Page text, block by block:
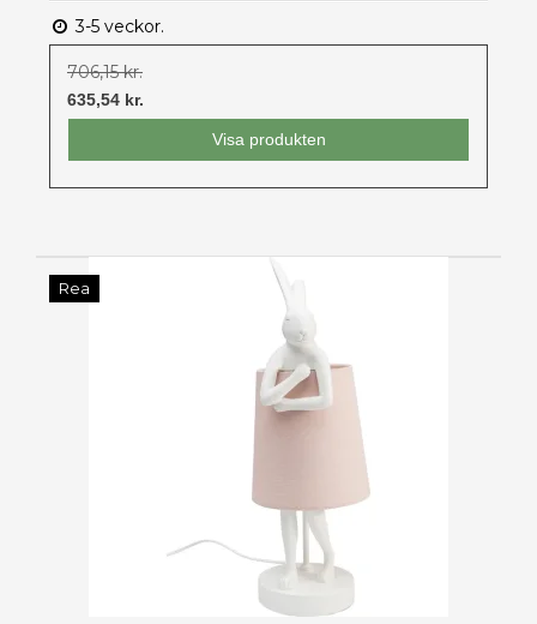
3-5 veckor.
706,15 kr.
635,54 kr.
Visa produkten
Rea